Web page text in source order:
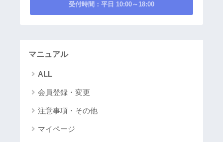
受付時間：平日 10:00～18:00
マニュアル
ALL
会員登録・変更
注意事項・その他
マイページ